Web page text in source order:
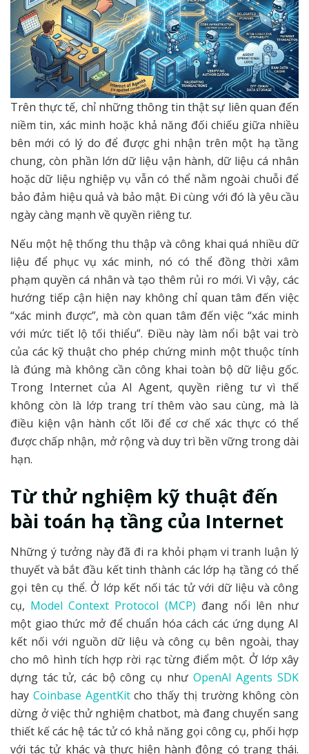
Trên thực tế, chỉ những thông tin thật sự liên quan đến
niềm tin, xác minh hoặc khả năng đối chiếu giữa nhiều
bên mới có lý do để được ghi nhận trên một hạ tầng
chung, còn phần lớn dữ liệu vận hành, dữ liệu cá nhân
hoặc dữ liệu nghiệp vụ vẫn có thể nằm ngoài chuỗi để
bảo đảm hiệu quả và bảo mật. Đi cùng với đó là yêu cầu
ngày càng mạnh về quyền riêng tư.
Nếu một hệ thống thu thập và công khai quá nhiều dữ
liệu để phục vụ xác minh, nó có thể đồng thời xâm
phạm quyền cá nhân và tạo thêm rủi ro mới. Vì vậy, các
hướng tiếp cận hiện nay không chỉ quan tâm đến việc
“xác minh được”, mà còn quan tâm đến việc “xác minh
với mức tiết lộ tối thiểu”. Điều này làm nổi bật vai trò
của các kỹ thuật cho phép chứng minh một thuộc tính
là đúng mà không cần công khai toàn bộ dữ liệu gốc.
Trong Internet của AI Agent, quyền riêng tư vì thế
không còn là lớp trang trí thêm vào sau cùng, mà là
điều kiện vận hành cốt lõi để cơ chế xác thực có thể
được chấp nhận, mở rộng và duy trì bền vững trong dài
hạn.
Từ thử nghiệm kỹ thuật đến
bài toán hạ tầng của Internet
Những ý tưởng này đã đi ra khỏi phạm vi tranh luận lý
thuyết và bắt đầu kết tinh thành các lớp hạ tầng có thể
gọi tên cụ thể. Ở lớp kết nối tác tử với dữ liệu và công
cụ, Model Context Protocol (MCP) đang nổi lên như
một giao thức mở để chuẩn hóa cách các ứng dụng AI
kết nối với nguồn dữ liệu và công cụ bên ngoài, thay
cho mô hình tích hợp rời rạc từng điểm một. Ở lớp xây
dựng tác tử, các bộ công cụ như OpenAI Agents SDK
hay Coinbase AgentKitcho thấy thị trường không còn
dừng ở việc thử nghiệm chatbot, mà đang chuyển sang
thiết kế các hệ tác tử có khả năng gọi công cụ, phối hợp
với tác tử khác và thực hiện hành động có trạng thái.